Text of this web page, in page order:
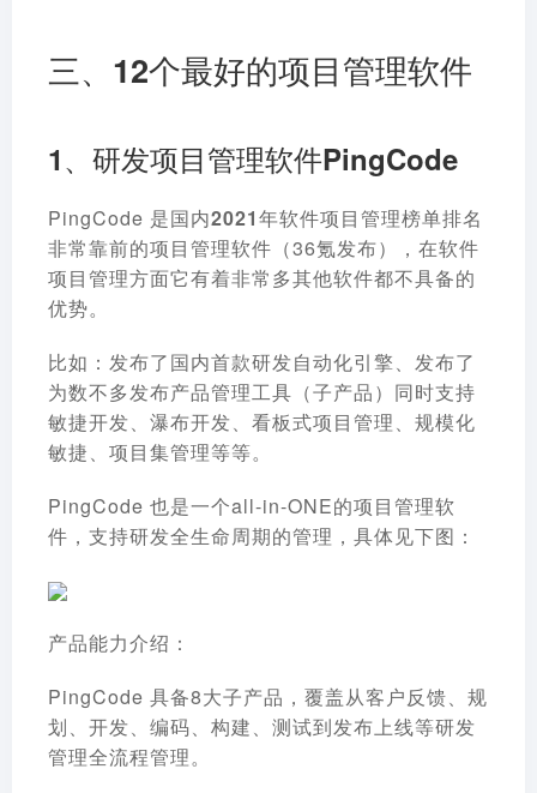
三、12个最好的项目管理软件
1、研发项目管理软件PingCode
PingCode 是国内2021年软件项目管理榜单排名
非常靠前的项目管理软件 （36氪发布），在软件
项目管理方面它有着非常多其他软件都不具备的
优势。
比如：发布了国内首款研发自动化引擎、发布了
为数不多发布产品管理工具（子产品）同时支持
敏捷开发、瀑布开发、看板式项目管理、规模化
敏捷、项目集管理等等。
PingCode 也是一个all-in-ONE的项目管理软
件，支持研发全生命周期的管理，具体见下图：
产品能力介绍：
PingCode 具备8大子产品，覆盖从客户反馈、规
划、开发、编码、构建、测试到发布上线等研发
管理全流程管理。